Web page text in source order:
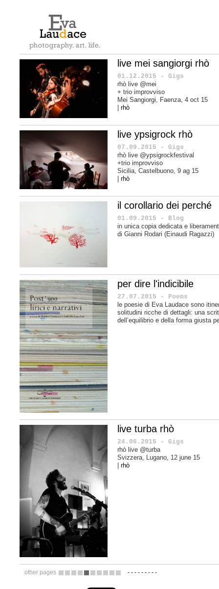
live mei sangiorgi rhò
01.12.2015 - Gigs
rhò live @mei
+ trio improvviso
Mei Sangiorgi, Faenza, 4 oct 15
rhò
live ypsigrock rhò
07.09.2015 - Gigs
rhò live @ypsigrockfestival
+trio improvviso
Sicilia, Castelbuono, 9 ag 15
rhò
il corollario dei perché
01.09.2015 - Blog
in unica copia dedicata e
di Gianni Rodari (Einaudi Ragazzi)
per dire l'indicibile
27.07.2015 - Poems
le poesie di Eva Laudace sono
solitudini ricche di dettagli: una
dell’equilibrio e della forma giusta
live turba rhò
24.06.2015 - Gigs
rhò live @turba
Svizzera, Lugano, 12 june 15
| rhò
other pages - - - - - - - - -